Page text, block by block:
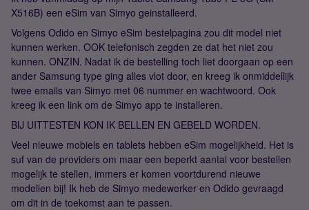
X516B) een eSim van Simyo geinstalleerd.
Volgens Odido en Simyo eSim bestelpagina zou dit model niet
kunnen werken. OOK telefonisch zegden ze dat het niet zou
kunnen. ONZIN. Nadat ik de bestelling toch liet doorgaan op een
ander Samsung type ging alles vlot door, en kreeg ik onmiddellijk
twee emails van Simyo met 06 nummer en wachtwoord. Ook
kreeg ik een link om de Simyo app te installeren.
BIJ UITTESTEN KON IK BELLEN EN GEBELD WORDEN.
Veel nieuwe mobiels en tablets hebben eSim mogelijkheid. Het is
suf van de providers om maar een beperkt aantal voor bestellen
mogelijk te stellen, immers er komen voortdurend nieuwe
modellen bij! Ik heb de Simyo medewerker en Odido gevraagd
om dit in de toekomst aan te passen.